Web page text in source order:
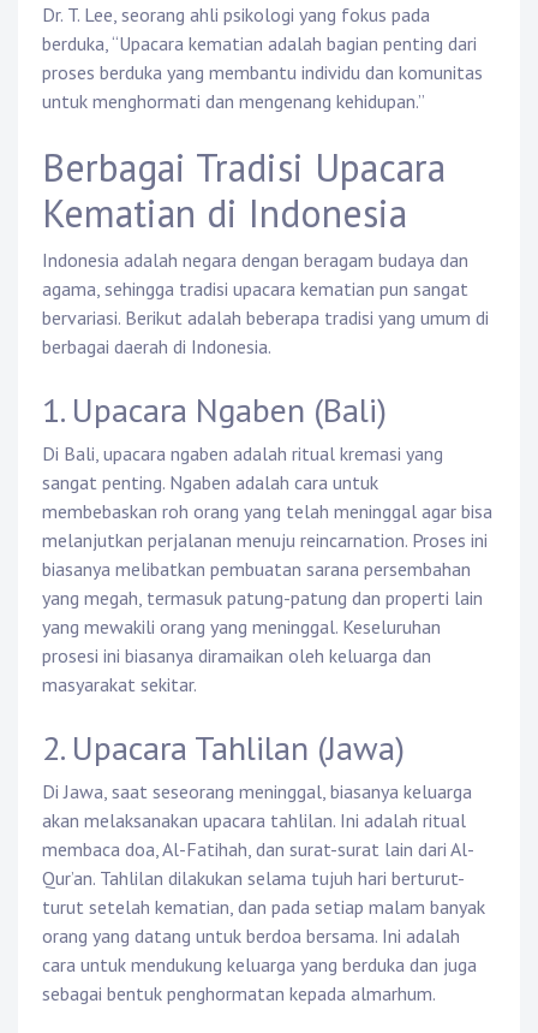
Dr. T. Lee, seorang ahli psikologi yang fokus pada
berduka, “Upacara kematian adalah bagian penting dari
proses berduka yang membantu individu dan komunitas
untuk menghormati dan mengenang kehidupan.”
Berbagai Tradisi Upacara
Kematian di Indonesia
Indonesia adalah negara dengan beragam budaya dan
agama, sehingga tradisi upacara kematian pun sangat
bervariasi. Berikut adalah beberapa tradisi yang umum di
berbagai daerah di Indonesia.
1. Upacara Ngaben (Bali)
Di Bali, upacara ngaben adalah ritual kremasi yang
sangat penting. Ngaben adalah cara untuk
membebaskan roh orang yang telah meninggal agar bisa
melanjutkan perjalanan menuju reincarnation. Proses ini
biasanya melibatkan pembuatan sarana persembahan
yang megah, termasuk patung-patung dan properti lain
yang mewakili orang yang meninggal. Keseluruhan
prosesi ini biasanya diramaikan oleh keluarga dan
masyarakat sekitar.
2. Upacara Tahlilan (Jawa)
Di Jawa, saat seseorang meninggal, biasanya keluarga
akan melaksanakan upacara tahlilan. Ini adalah ritual
membaca doa, Al-Fatihah, dan surat-surat lain dari Al-
Qur’an. Tahlilan dilakukan selama tujuh hari berturut-
turut setelah kematian, dan pada setiap malam banyak
orang yang datang untuk berdoa bersama. Ini adalah
cara untuk mendukung keluarga yang berduka dan juga
sebagai bentuk penghormatan kepada almarhum.